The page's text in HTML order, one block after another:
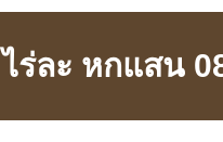
ละ หกแสน